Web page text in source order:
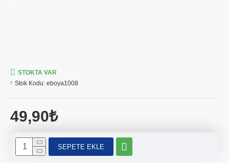
49,90₺
STOKTA VAR
Stok Kodu: eboya1008
SEPETE EKLE